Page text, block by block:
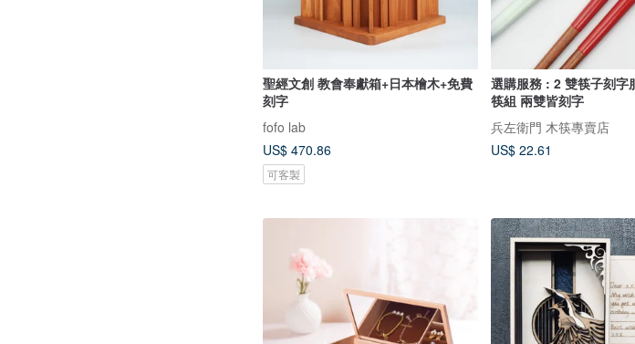
聖經文創 教會奉獻箱+日本檜木+免費
刻字
fofo lab
US$ 470.86
可客製
選購服務 : 2 雙筷子刻字
筷組 兩雙皆刻字
兵左衛門 木筷專賣店
US$ 22.61